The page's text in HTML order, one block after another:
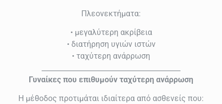
Πλεονεκτήματα:
• μεγαλύτερη ακρίβεια
• διατήρηση υγιών ιστών
• ταχύτερη ανάρρωση
Γυναίκες που επιθυμούν ταχύτερη ανάρρωση
Η μέθοδος προτιμάται ιδιαίτερα από ασθενείς που: